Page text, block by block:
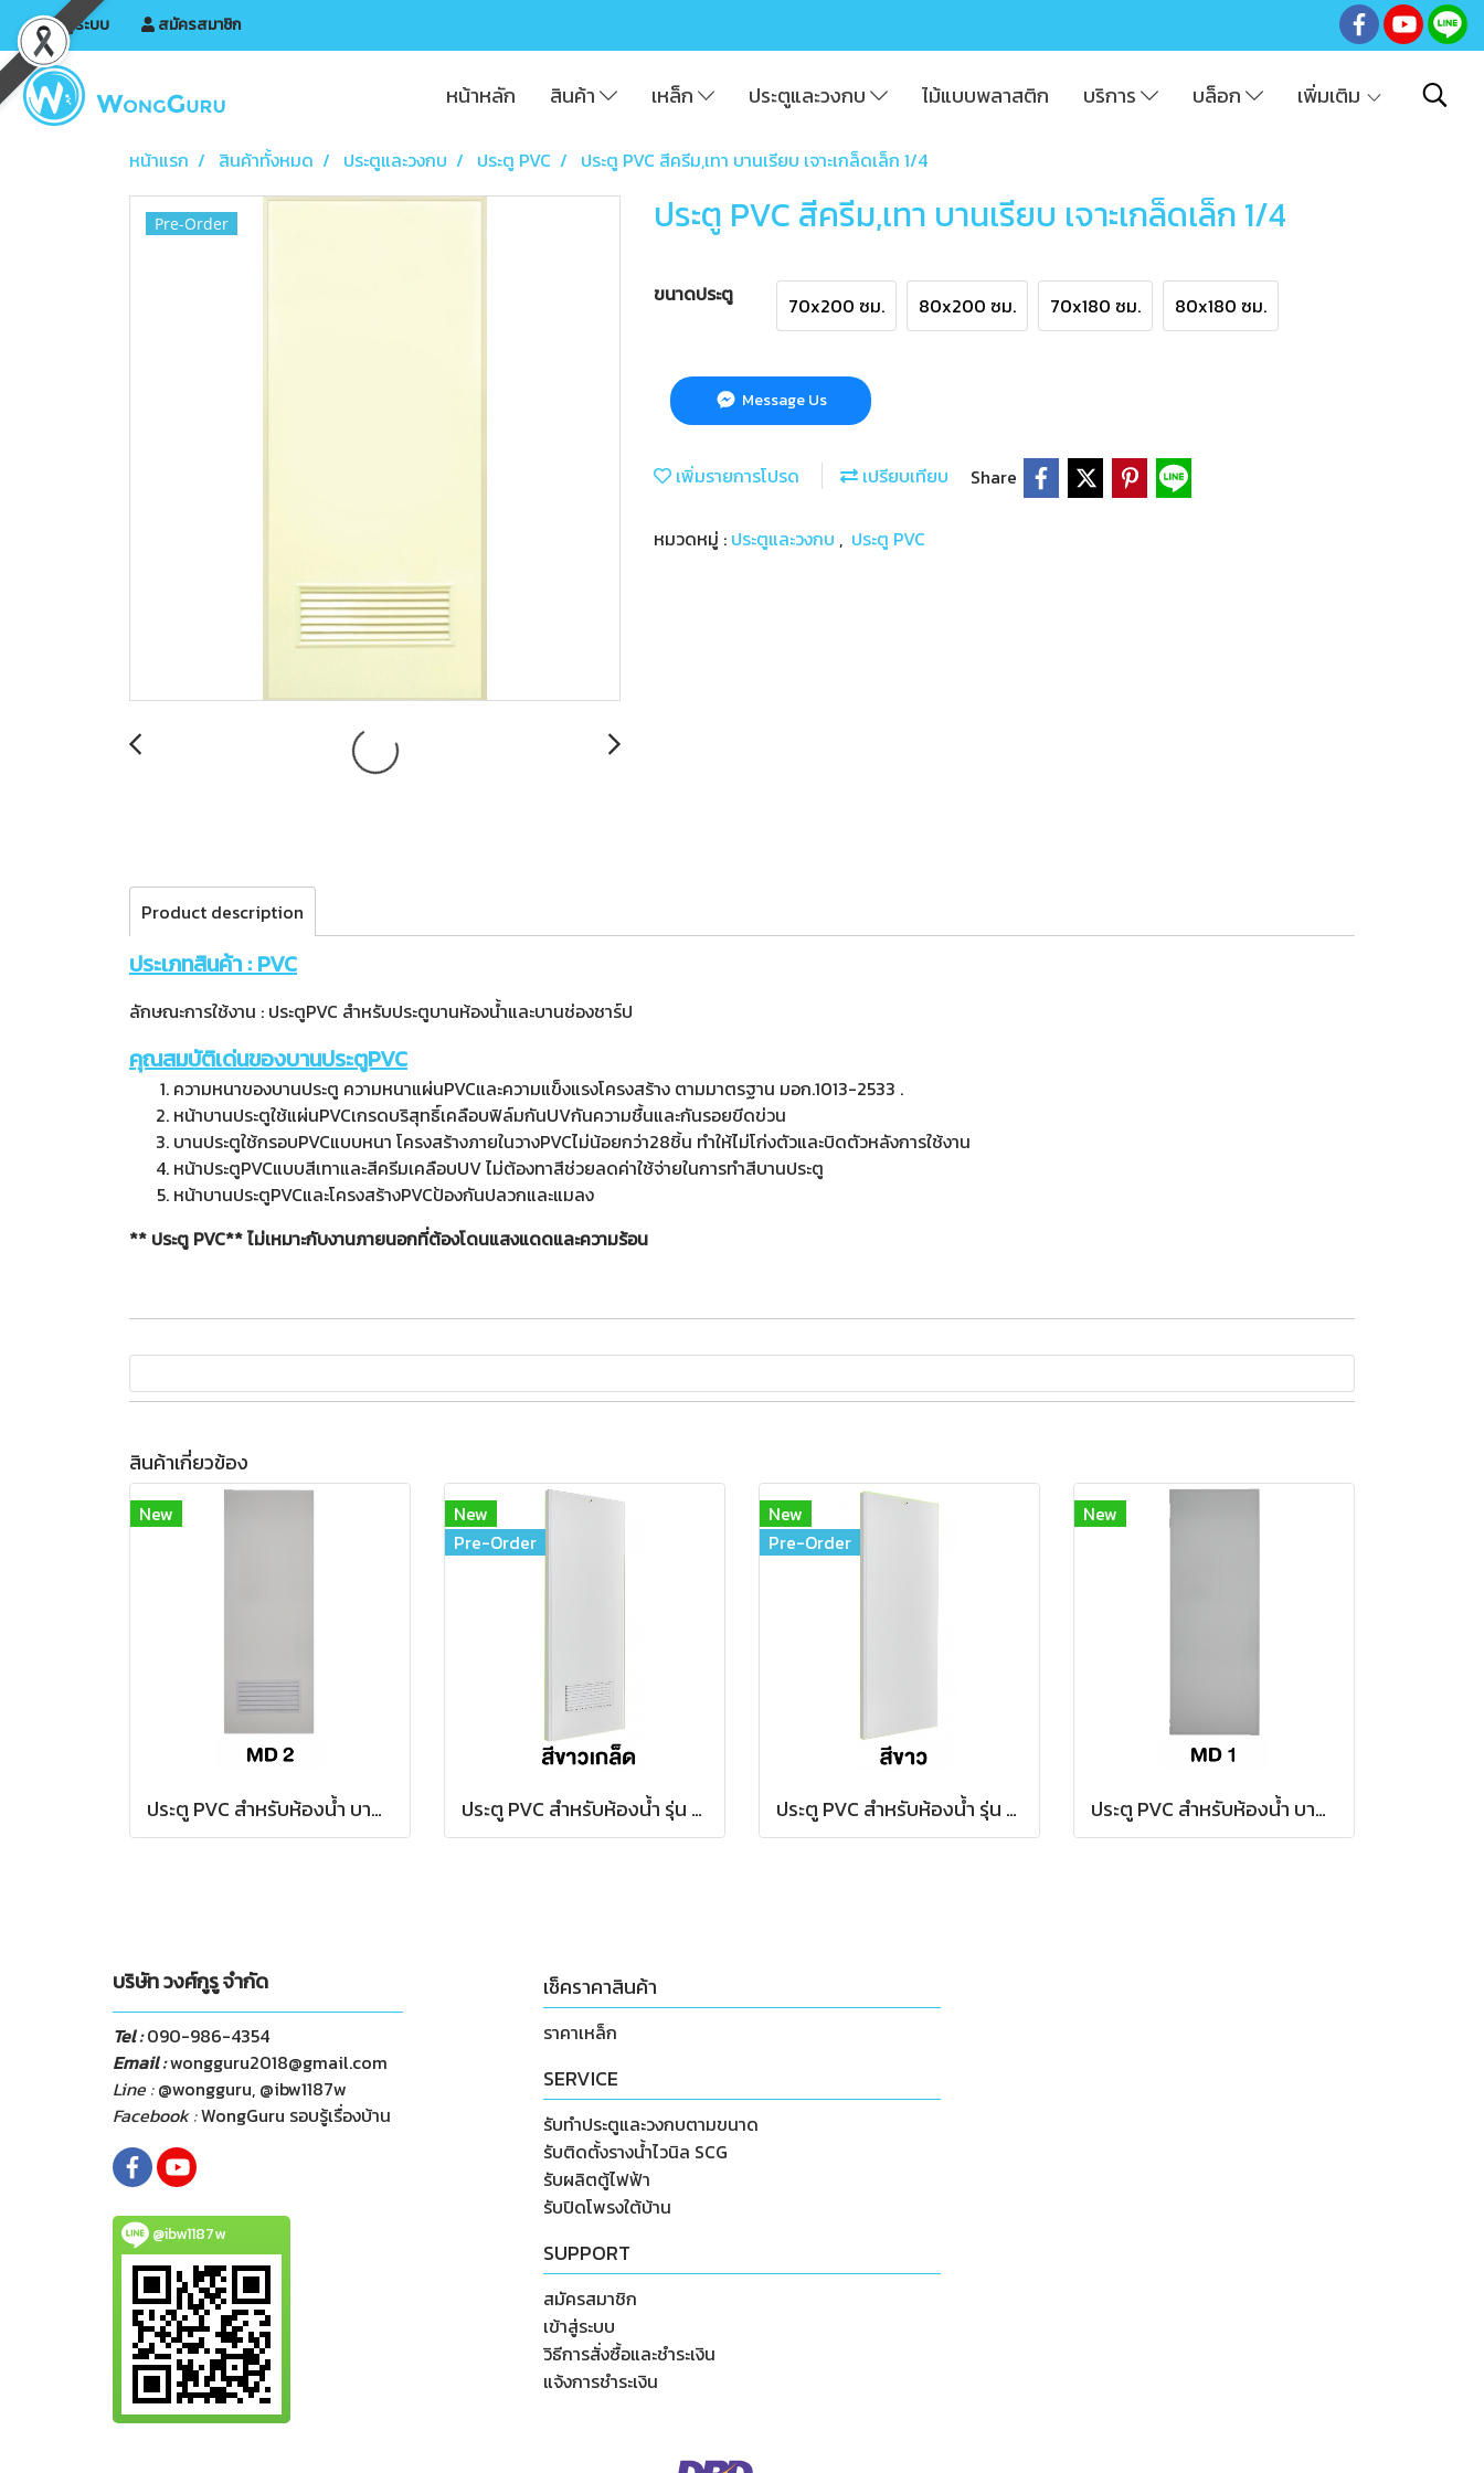
เข้าสู่ระบบ สมัครสมาชิก
หน้าหลัก สินค้า เหล็ก ประตูและวงกบ ไม้แบบพลาสติก บริการ บล็อก เพิ่มเติม
หน้าแรก สินค้าทั้งหมด ประตูและวงกบ ประตู PVC ประตู PVC สีครีม,เทา บานเรียบ เจาะเกล็ดเล็ก 1/4
Pre-Order ประตู PVC สีครีม,เทา บานเรียบ เจาะเกล็ดเล็ก 1/4
ขนาดประตู 70x200 ซม. 80x200 ซม. 70x180 ซม. 80x180 ซม.
Message Us
เพิ่มรายการโปรด เปรียบเทียบ Share
หมวดหมู่ : ประตูและวงกบ , ประตู PVC
Product description
ประเภทสินค้า : PVC
ลักษณะการใช้งาน : ประตูPVC สำหรับประตูบานห้องน้ำและบานช่องชาร์ป
คุณสมบัติเด่นของบานประตูPVC
ความหนาของบานประตู ความหนาแผ่นPVCและความแข็งแรงโครงสร้าง ตามมาตรฐาน มอก.1013-2533 .
หน้าบานประตูใช้แผ่นPVCเกรดบริสุทธิ์เคลือบฟิล์มกันUVกันความชื้นและกันรอยขีดข่วน
บานประตูใช้กรอบPVCแบบหนา โครงสร้างภายในวางPVCไม่น้อยกว่า28ชิ้น ทำให้ไม่โก่งตัวและบิดตัวหลังการใช้งาน
หน้าประตูPVCแบบสีเทาและสีครีมเคลือบUV ไม่ต้องทาสีช่วยลดค่าใช้จ่ายในการทำสีบานประตู
หน้าบานประตูPVCและโครงสร้างPVCป้องกันปลวกและแมลง
** ประตู PVC** ไม่เหมาะกับงานภายนอกที่ต้องโดนแสงแดดและความร้อน
สินค้าเกี่ยวข้อง
New
ประตู PVC สำหรับห้องน้ำ บานเรียบ (บานเกล็ดล่าง มอก.) รหัส MD 2
New
Pre-Order
ประตู PVC สำหรับห้องน้ำ รุ่น บานเรียบมีเกล็ด (มอก.)
New
Pre-Order
ประตู PVC สำหรับห้องน้ำ รุ่น บานเรียบ (มอก.)
New
ประตู PVC สำหรับห้องน้ำ บานเรียบ (มอก.) รหัส MD 1
บริษัท วงศ์กูรู จำกัด
Tel :090-986-4354
Email :wongguru2018@gmail.com
Line :@wongguru, @ibw1187w
Facebook :WongGuru รอบรู้เรื่องบ้าน
@ibw1187w
เช็คราคาสินค้า
ราคาเหล็ก
SERVICE
รับทำประตูและวงกบตามขนาด
รับติดตั้งรางน้ำไวนิล SCG
รับผลิตตู้ไฟฟ้า
รับปิดโพรงใต้บ้าน
SUPPORT
สมัครสมาชิก
เข้าสู่ระบบ
วิธีการสั่งซื้อและชำระเงิน
แจ้งการชำระเงิน